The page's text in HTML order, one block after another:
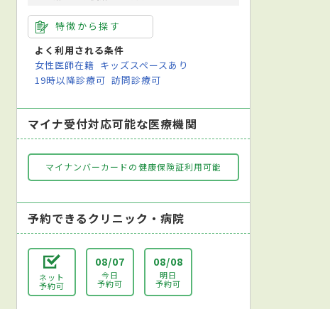
特徴から探す
よく利用される条件
女性医師在籍 キッズスペースあり
19時以降診療可 訪問診療可
マイナ受付対応可能な医療機関
マイナンバーカードの健康保険証利用可能
予約できるクリニック・病院
ネット
予約可
08/07
今日
予約可
08/08
明日
予約可